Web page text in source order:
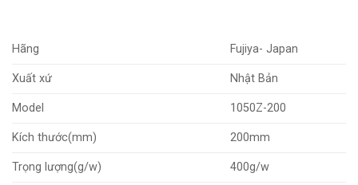
Hãng Fujiya- Japan
Xuất xứ Nhật Bản
Model 1050Z-200
Kích thước(mm) 200mm
Trọng lượng(g/w) 400g/w